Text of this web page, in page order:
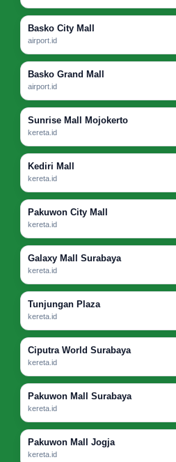
Basko City Mall
airport.id
Basko Grand Mall
airport.id
Sunrise Mall Mojokerto
kereta.id
Kediri Mall
kereta.id
Pakuwon City Mall
kereta.id
Galaxy Mall Surabaya
kereta.id
Tunjungan Plaza
kereta.id
Ciputra World Surabaya
kereta.id
Pakuwon Mall Surabaya
kereta.id
Pakuwon Mall Jogja
kereta.id